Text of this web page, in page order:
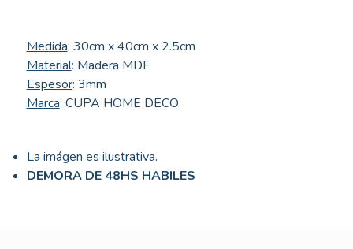
Medida: 30cm x 40cm x 2.5cm
Material: Madera MDF
Espesor: 3mm
Marca: CUPA HOME DECO
La imágen es ilustrativa.
DEMORA DE 48HS HABILES